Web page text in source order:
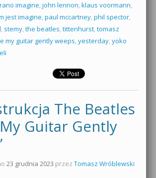
imagine, john lennon, klaus voormann,
jest imagine, paul mccartney, phil spector,
, stemy, the beatles, tittenhurst, tomasz
my guitar gently weeps, yesterday, yoko
The Beatles
Guitar Gently
23 grudnia 2023 przez Tomasz Wróblewski